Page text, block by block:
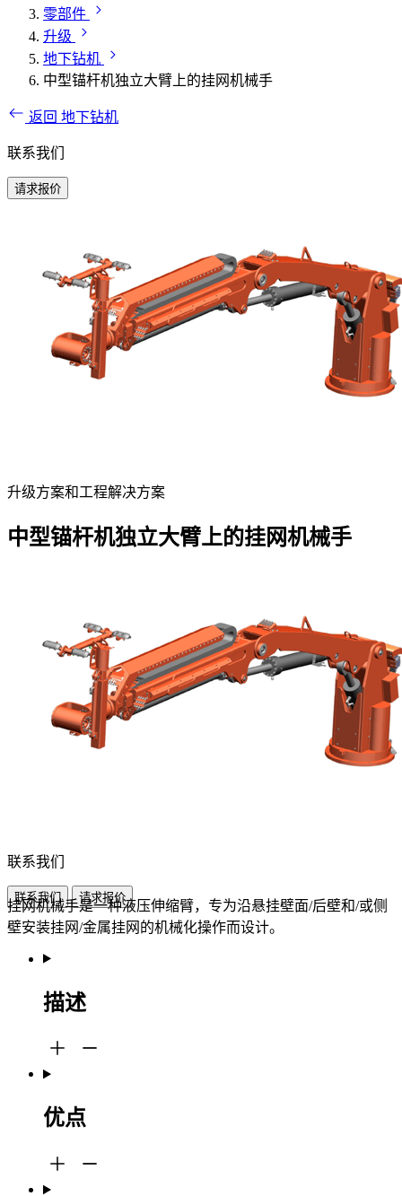
零部件
升级
地下钻机
中型锚杆机独立大臂上的挂网机械手
返回 地下钻机
联系我们
请求报价
升级方案和工程解决方案
中型锚杆机独立大臂上的挂网机械手
联系我们
联系我们 请求报价
挂网机械手是一种液压伸缩臂，专为沿悬挂壁面/后壁和/或侧
壁安装挂网/金属挂网的机械化操作而设计。
描述
优点